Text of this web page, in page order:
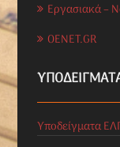
Εργασιακά –
OENET.GR
Υποδείγματα